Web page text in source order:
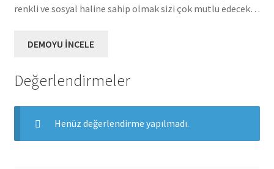
renkli ve sosyal haline sahip olmak sizi çok mutlu edecek…
DEMOYU İNCELE
Değerlendirmeler
Henüz değerlendirme yapılmadı.